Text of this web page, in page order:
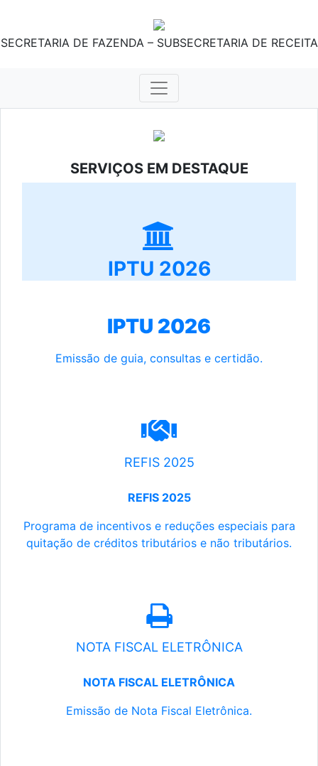
SECRETARIA DE FAZENDA – SUBSECRETARIA DE RECEITA
SERVIÇOS EM DESTAQUE
IPTU 2026
IPTU 2026
Emissão de guia, consultas e certidão.
REFIS 2025
REFIS 2025
Programa de incentivos e reduções especiais para
quitação de créditos tributários e não tributários.
NOTA FISCAL ELETRÔNICA
NOTA FISCAL ELETRÔNICA
Emissão de Nota Fiscal Eletrônica.